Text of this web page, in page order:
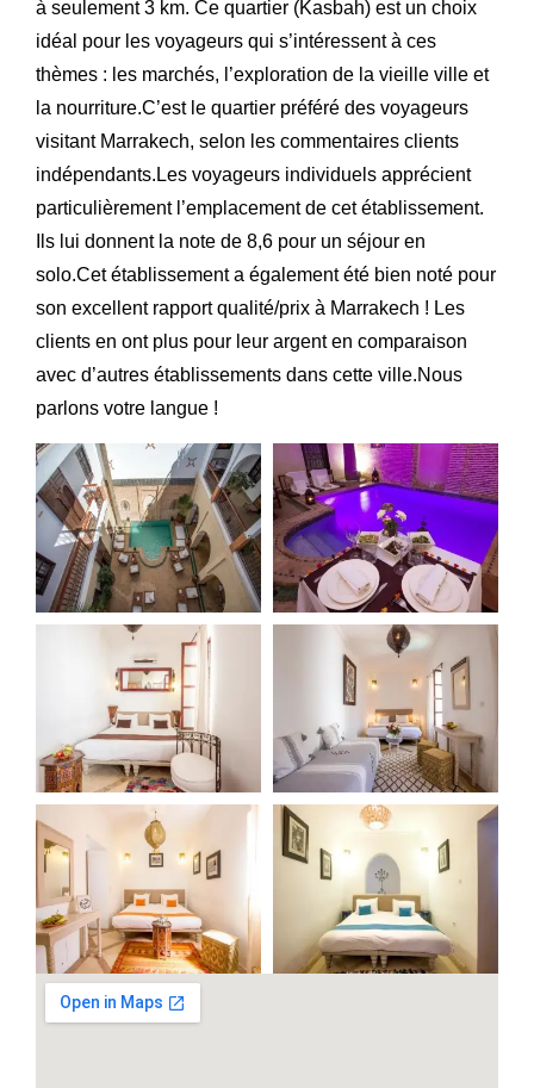
à seulement 3 km. Ce quartier (Kasbah) est un choix
idéal pour les voyageurs qui s’intéressent à ces
thèmes : les marchés, l’exploration de la vieille ville et
la nourriture.C’est le quartier préféré des voyageurs
visitant Marrakech, selon les commentaires clients
indépendants.Les voyageurs individuels apprécient
particulièrement l’emplacement de cet établissement.
Ils lui donnent la note de 8,6 pour un séjour en
solo.Cet établissement a également été bien noté pour
son excellent rapport qualité/prix à Marrakech ! Les
clients en ont plus pour leur argent en comparaison
avec d’autres établissements dans cette ville.Nous
parlons votre langue !